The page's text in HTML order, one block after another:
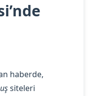
haberde,
siteleri